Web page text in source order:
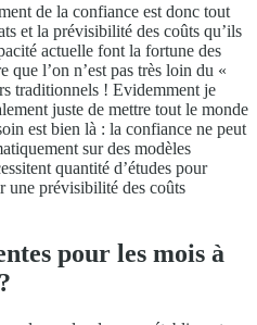
de la confiance est donc tout
et la prévisibilité des coûts qu’ils
actuelle font la fortune des
l’on n’est pas très loin du «
traditionnels ! Evidemment je
juste de mettre tout le monde
est bien là : la confiance ne peut
sur des modèles
quantité d’études pour
prévisibilité des coûts
pour les mois à